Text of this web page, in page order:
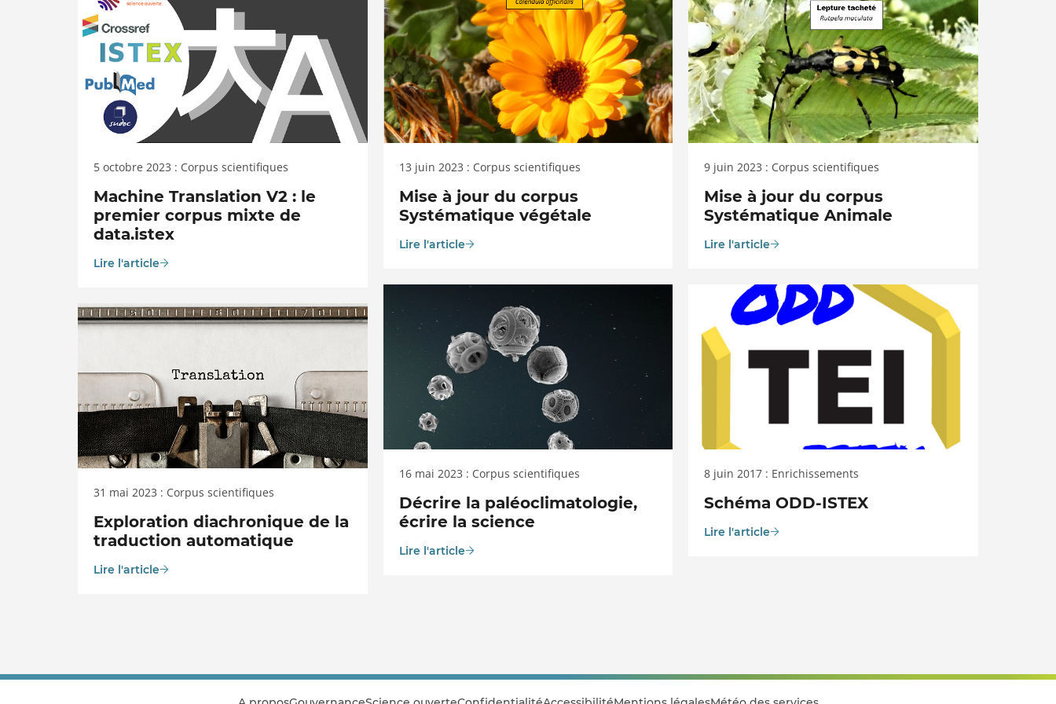
5 octobre 2023 : Corpus scientifiques
Machine Translation V2 : le
premier corpus mixte de
data.istex
Lire l'article
13 juin 2023 : Corpus scientifiques
Mise à jour du corpus
Systématique végétale
Lire l'article
9 juin 2023 : Corpus scientifiques
Mise à jour du corpus
Systématique Animale
Lire l'article
31 mai 2023 : Corpus scientifiques
Exploration diachronique de la
traduction automatique
Lire l'article
16 mai 2023 : Corpus scientifiques
Décrire la paléoclimatologie,
écrire la science
Lire l'article
8 juin 2017 : Enrichissements
Schéma ODD-ISTEX
Lire l'article